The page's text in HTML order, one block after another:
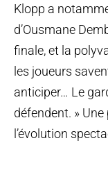
Klopp a
d’Ousmane
finale, et la
les joueurs
anticiper… Le
défendent. »
l’évolution